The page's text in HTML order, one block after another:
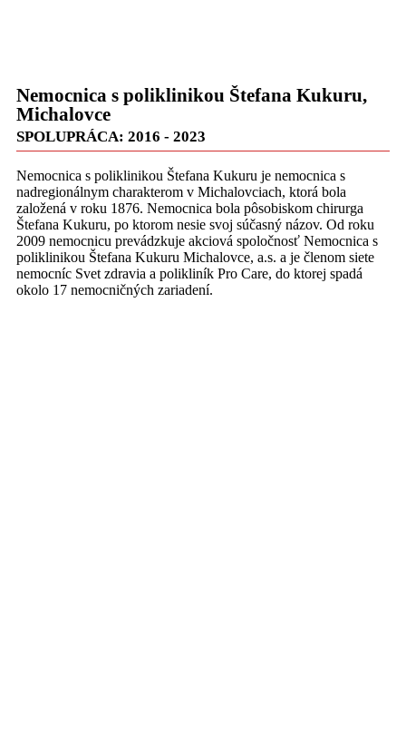
Nemocnica s poliklinikou Štefana Kukuru,
Michalovce
SPOLUPRÁCA: 2016 - 2023
Nemocnica s poliklinikou Štefana Kukuru je nemocnica s
nadregionálnym charakterom v Michalovciach, ktorá bola
založená v roku 1876. Nemocnica bola pôsobiskom chirurga
Štefana Kukuru, po ktorom nesie svoj súčasný názov. Od roku
2009 nemocnicu prevádzkuje akciová spoločnosť Nemocnica s
poliklinikou Štefana Kukuru Michalovce, a.s. a je členom siete
nemocníc Svet zdravia a polikliník Pro Care, do ktorej spadá
okolo 17 nemocničných zariadení.